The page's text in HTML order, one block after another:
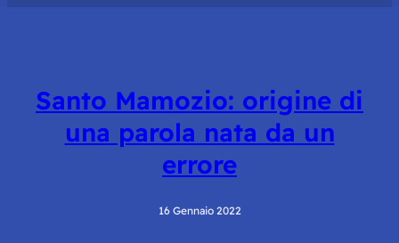
Santo Mamozio: origine di
una parola nata da un
errore
16 Gennaio 2022